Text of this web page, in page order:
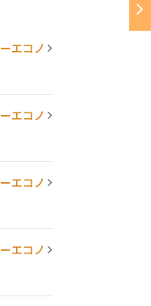
エコノ
エコノ
エコノ
エコノ